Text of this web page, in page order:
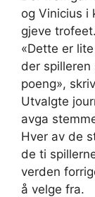
og Vinicius i
gjeve trofeet.
«Dette er
der
poeng»,
Utvalgte
avga
Hver av de
de ti
verden
å velge fra.